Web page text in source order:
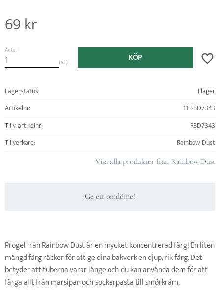
69kr
Antal
st KÖP
Lagerstatus
I lager
Artikelnr
11-RBD7343
Tillv. artikelnr
RBD7343
Tillverkare
Rainbow Dust
Visa alla produkter från Rainbow Dust
Ge ett omdöme!
Progel från Rainbow Dust är en mycket koncentrerad färg! En liten
mängd färg räcker för att ge dina bakverk en djup, rik färg. Det
betyder att tuberna varar länge och du kan använda dem för att
färga allt från marsipan och sockerpasta till smörkräm,